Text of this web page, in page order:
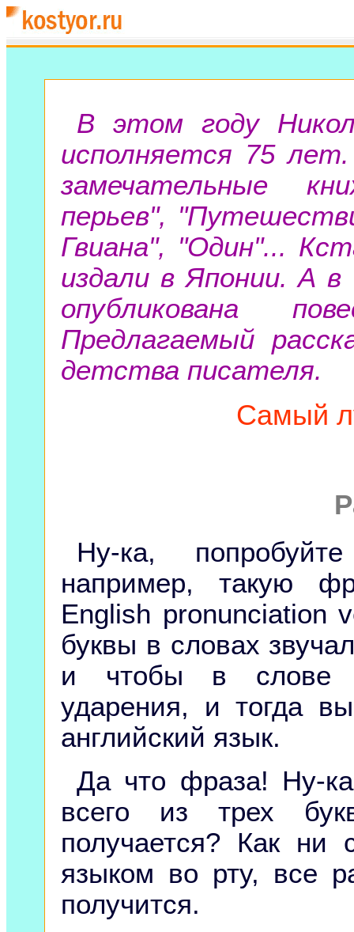
В этом году
исполняется 75
замечательные
перьев",
Гвиана", "Один"...
издали в Японии. А
опубликована
Предлагаемый
детства писателя.
Самый
Ну-ка,
например, такую
English pronunciation
буквы в словах
и чтобы в слове
ударения, и тогда
английский язык.
Да что фраза! Ну-
всего из трех
получается? Как ни
языком во рту, все
получится.